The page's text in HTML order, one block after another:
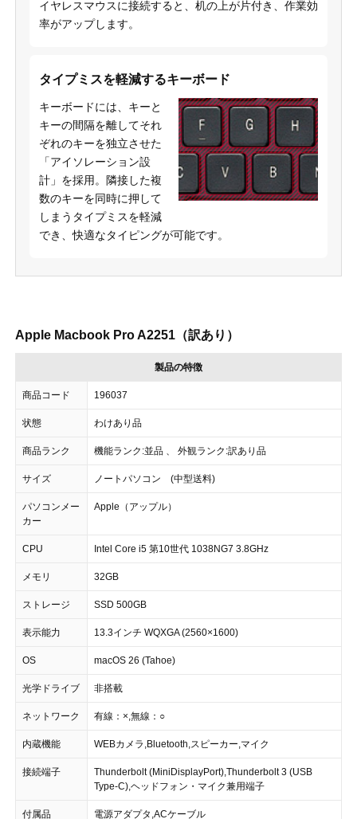
イヤレスマウスに接続すると、机の上が片付き、作業効
率がアップします。
タイプミスを軽減するキーボード
キーボードには、キーと
キーの間隔を離してそれ
ぞれのキーを独立させた
「アイソレーション設
計」を採用。隣接した複
数のキーを同時に押して
しまうタイプミスを軽減
でき、快適なタイピングが可能です。
Apple Macbook Pro A2251（訳あり）
製品の特徴
商品コード 196037
状態 わけあり品
商品ランク 機能ランク:並品 、 外観ランク:訳あり品
サイズ ノートパソコン (中型送料)
パソコンメー
カー
Apple（アップル）
CPU Intel Core i5 第10世代 1038NG7 3.8GHz
メモリ 32GB
ストレージ SSD 500GB
表示能力 13.3インチ WQXGA (2560×1600)
OS macOS 26 (Tahoe)
光学ドライブ 非搭載
ネットワーク 有線：×,無線：○
内蔵機能 WEBカメラ,Bluetooth,スピーカー,マイク
接続端子
Thunderbolt (MiniDisplayPort),Thunderbolt 3 (USB
Type-C),ヘッドフォン・マイク兼用端子
付属品 電源アダプタ,ACケーブル